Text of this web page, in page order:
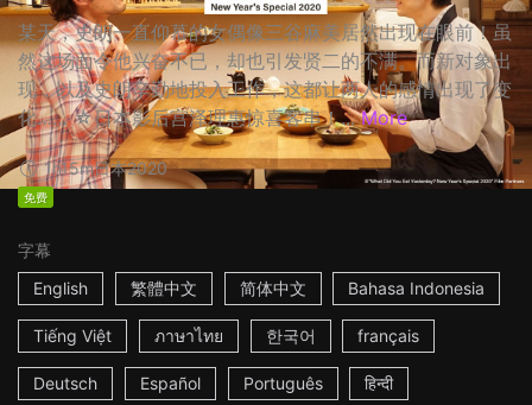
某天，史朗一直仰慕的女偶像三谷麻美居然出现在眼前！虽
然这场面令他兴奋不已，却也引发贤二的不满。而新对象出
现，以及史朗辛勤地投入工作，这都让两人的感情出现了变
化…… ☆日本影后宫泽理惠惊喜客串！... More
1h15m日本2020
免费
字幕
English
繁體中文 简体中文 Bahasa Indonesia
Tiếng Việt ภาษาไทย 한국어 français
Deutsch Español Português हिन्दी